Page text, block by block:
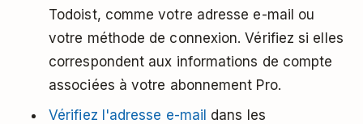
Todoist, comme votre adresse e-mail ou
votre méthode de connexion. Vérifiez si elles
correspondent aux informations de compte
associées à votre abonnement Pro.
Vérifiez l'adresse e-mail dans les